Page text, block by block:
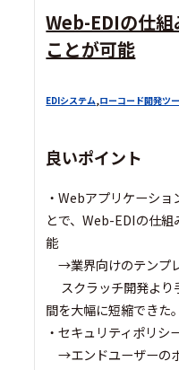
Web-EDIの仕
ことが可能
EDIシステム,ローコード開発ツ
良いポイント
・Webアプリケーシ
とで、Web-EDIの仕
能
→業界向けのテンプ
スクラッチ開発より
間を大幅に短縮できた。
・セキュリティポリシ
→エンドユーザーの